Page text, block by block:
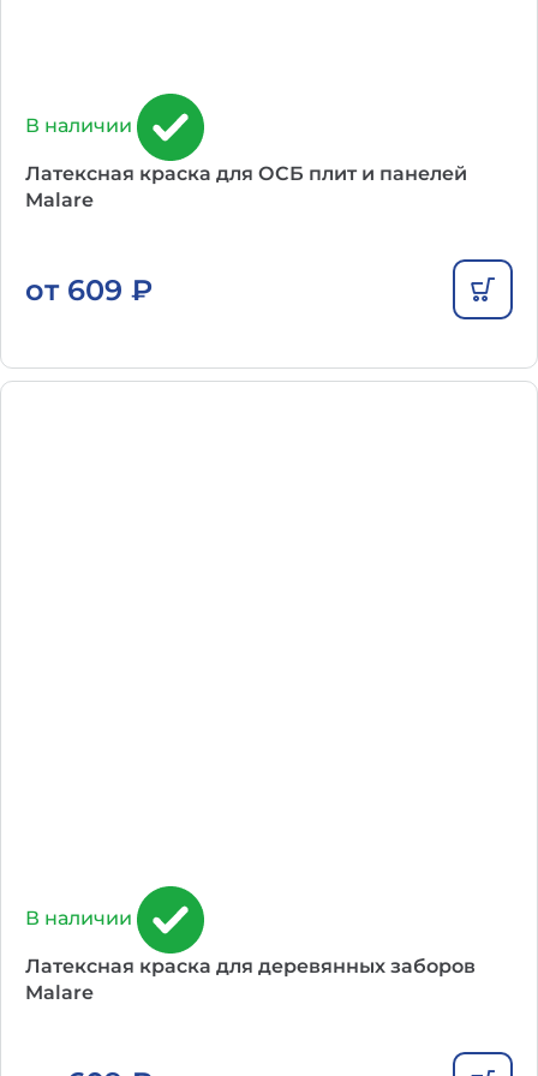
В наличии
Латексная краска для ОСБ плит и панелей
Malare
от 609 ₽
В наличии
Латексная краска для деревянных заборов
Malare